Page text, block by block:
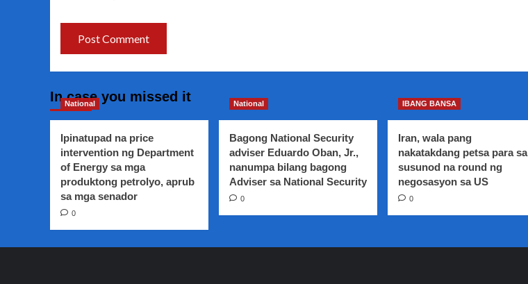
In case you missed it
National
Ipinatupad na price
intervention ng Department
of Energy sa mga
produktong petrolyo, aprub
sa mga senador
0
National
Bagong National Security
adviser Eduardo Oban, Jr.,
nanumpa bilang bagong
Adviser sa National Security
0
IBANG BANSA
Iran, wala pang
nakatakdang petsa para sa
susunod na round ng
negosasyon sa US
0